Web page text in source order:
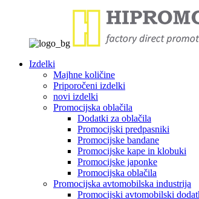
Izdelki
Majhne količine
Priporočeni izdelki
novi izdelki
Promocijska oblačila
Dodatki za oblačila
Promocijski predpasniki
Promocijske bandane
Promocijske kape in klobuki
Promocijske japonke
Promocijska oblačila
Promocijska avtomobilska industrija
Promocijski avtomobilski